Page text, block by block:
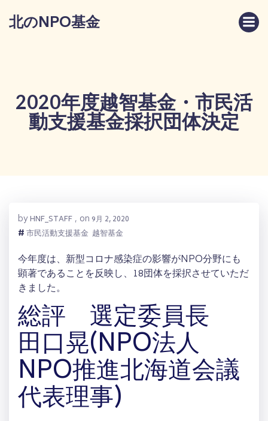
ス
キ
ッ
プ
北のNPO基金
2020年度越智基金・市民活
動支援基金採択団体決定
byHNF_STAFF , on 9月 2, 2020
#市民活動支援基金 越智基金
今年度は、新型コロナ感染症の影響がNPO分野にも
顕著であることを反映し、18団体を採択させていただ
きました。
総評 選定委員長
田口晃(NPO法人
NPO推進北海道会議
代表理事)